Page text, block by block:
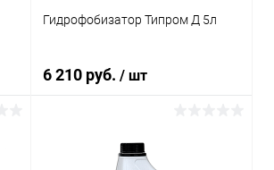
Гидрофобизатор Типром Д 5л
6 210 руб./ шт
В корзину